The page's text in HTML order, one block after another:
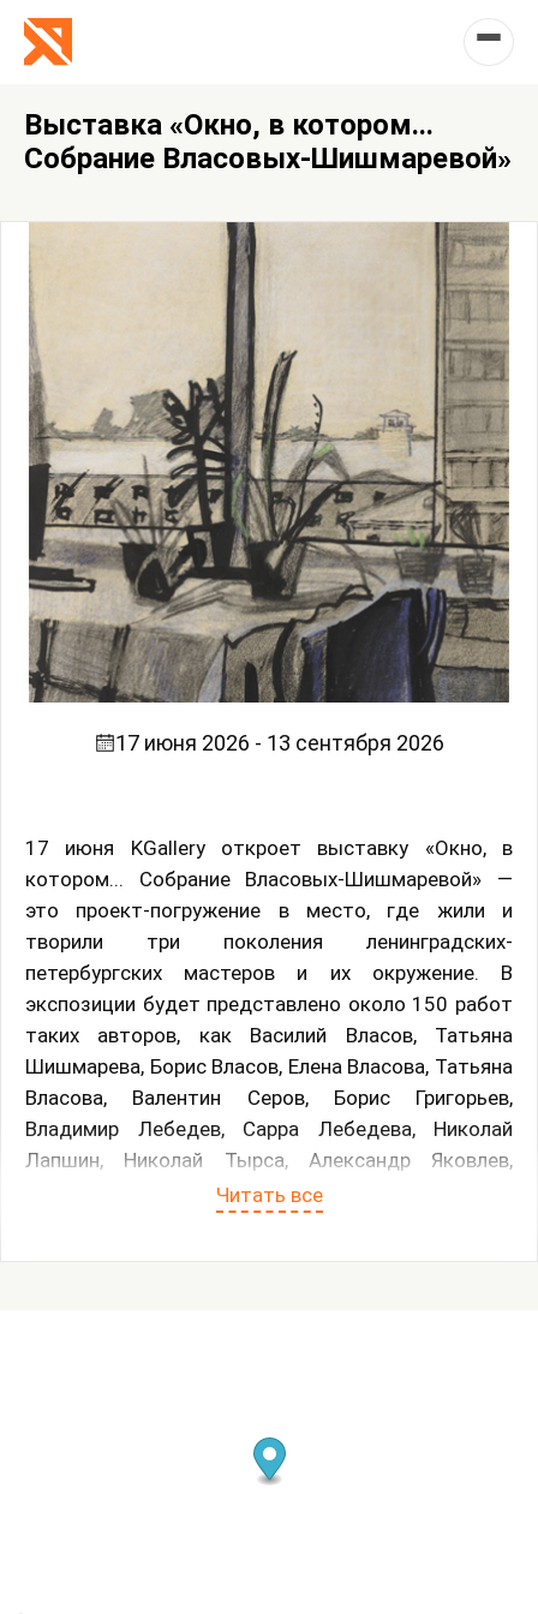
Выставка «Окно, в котором...
Собрание Власовых-Шишмаревой»
17 июня 2026 - 13 сентября 2026
17 июня KGallery откроет выставку «Окно, в
котором... Собрание Власовых-Шишмаревой» —
это проект-погружение в место, где жили и
творили три поколения ленинградских-
петербургских мастеров и их окружение. В
экспозиции будет представлено около 150 работ
таких авторов, как Василий Власов, Татьяна
Шишмарева, Борис Власов, Елена Власова, Татьяна
Власова, Валентин Серов, Борис Григорьев,
Владимир Лебедев, Сарра Лебедева, Николай
Лапшин, Николай Тырса, Александр Яковлев,
Георгий Верейский, Александр Ведерников.
Татьяна Шишмарева (1905–1994) и Василий
Власов (1905–1979), основатели династии,
Читать все